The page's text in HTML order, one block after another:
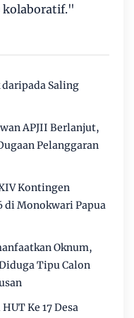
kolaboratif."
Saling
APJII Berlanjut,
Pelanggaran
Kontingen
di Monokwari Papua
Oknum,
Tipu Calon
Ke 17 Desa